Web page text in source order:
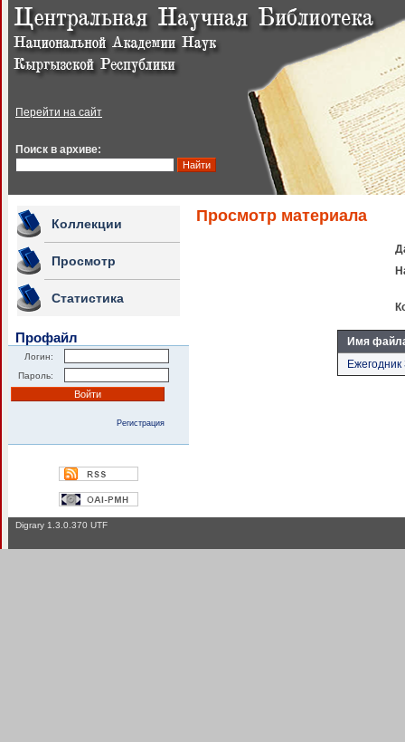
Перейти на сайт
Поиск в архиве:
Коллекции
Просмотр
Статистика
Профайл
Логин:
Пароль:
Регистрация
Просмотр материала
Имя
Digrary 1.3.0.370 UTF